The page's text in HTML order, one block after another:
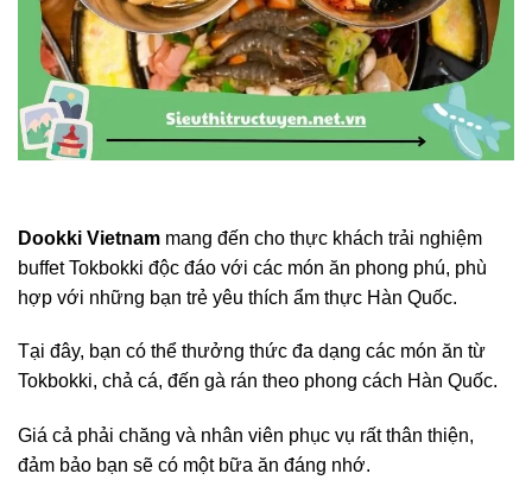
Dookki Vietnam mang đến cho thực khách trải nghiệm
buffet Tokbokki độc đáo với các món ăn phong phú, phù
hợp với những bạn trẻ yêu thích ẩm thực Hàn Quốc.
Tại đây, bạn có thể thưởng thức đa dạng các món ăn từ
Tokbokki, chả cá, đến gà rán theo phong cách Hàn Quốc.
Giá cả phải chăng và nhân viên phục vụ rất thân thiện,
đảm bảo bạn sẽ có một bữa ăn đáng nhớ.